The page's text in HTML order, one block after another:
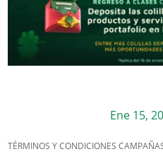
Ene 15,
TÉRMINOS Y CONDICIONES